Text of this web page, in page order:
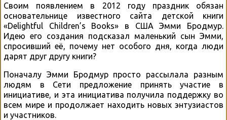
Своим появлением в 2012 году праздник обязан
основательнице известного сайта детской книги
«Delightful Children’s Books» в США Эмми Бродмур.
Идею его создания подсказал маленький сын Эмми,
спросивший её, почему нет особого дня, когда люди
дарят друг другу книги?
Поначалу Эмми Бродмур просто рассылала разным
людям в Сети предложение принять участие в
инициативе, и эта инициатива получила поддержку во
всем мире и продолжает находить новых энтузиастов
и участников.